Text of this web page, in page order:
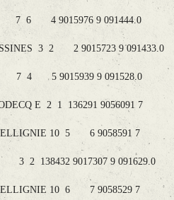
7 6 4 9015976 9 091444.0
3 2 2 9015723 9 091433.0
7 4 5 9015939 9 091528.0
E 2 1 136291 9056091 7
ELLIGNIE 10 5 6 9058591 7
138432 9017307 9 091629.0
ELLIGNIE 10 6 7 9058529 7